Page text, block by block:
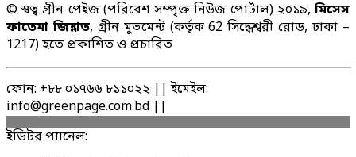
© স্বত্ব গ্রীন পেইজ (পরিবেশ সম্পৃক্ত নিউজ পোর্টাল) ২০১৯, মিসেস
ফাতেমা জিন্নাত, গ্রীন মুভমেন্ট (কর্তৃক 62 সিদ্ধেশ্বরী রোড, ঢাকা –
1217) হতে প্রকাশিত ও প্রচারিত
ফোন: +৮৮ ০১৭৬৬ ৮১১০২২ || ইমেইল:
info@greenpage.com.bd ||
ইডিটর প্যানেল: